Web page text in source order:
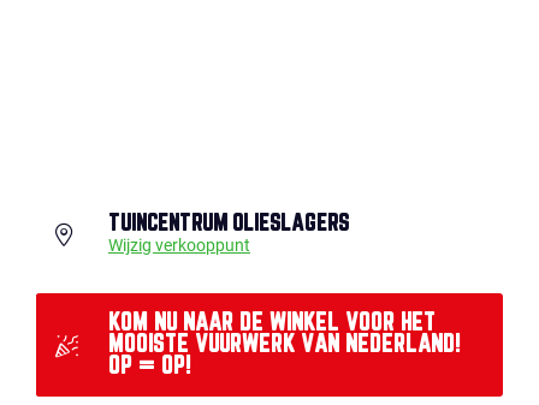
TUINCENTRUM OLIESLAGERS
Wijzig verkooppunt
KOM NU NAAR DE WINKEL VOOR HET
MOOISTE VUURWERK VAN NEDERLAND!
OP = OP!